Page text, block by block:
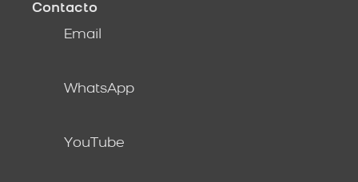
Contacto
Email
WhatsApp
YouTube